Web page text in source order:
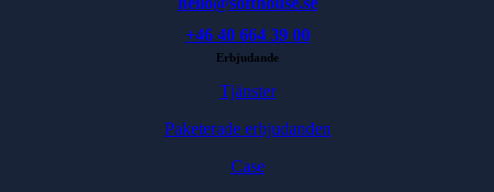
+46 40 664 39 00
Erbjudande
Tjänster
Paketerade erbjudanden
Case